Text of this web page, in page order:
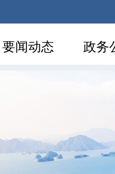
要闻动态 政务